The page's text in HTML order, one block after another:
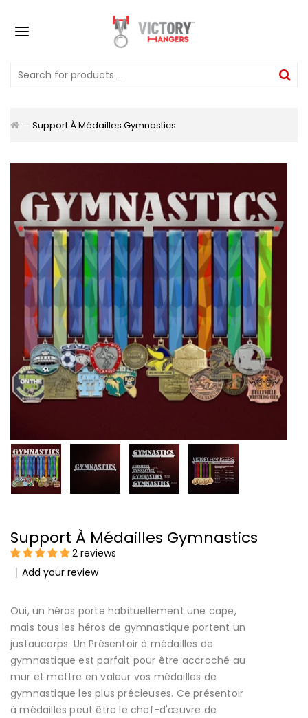
Support À Médailles Gymnastics
Support À Médailles Gymnastics
2 reviews
Add your review
Oui, un héros porte habituellement une cape,
mais tous les héros de gymnastique portent un
justaucorps. Un Présentoir à médailles de
gymnastique est parfait pour être accroché au
mur et mettre en valeur vos médailles de
gymnastique les plus précieuses. Ce présentoir
à médailles peut être le chef-d'œuvre de